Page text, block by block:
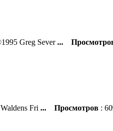
Greg Sever...
Fri ... Просмотров :